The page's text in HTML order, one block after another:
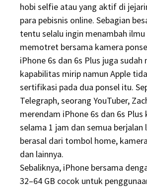
hobi selfie atau yang aktif di
para pebisnis online. Sebagian
tentu selalu ingin menambah ilmu
memotret bersama kamera
iPhone 6s dan 6s Plus juga sudah
kapabilitas mirip namun Apple
sertifikasi pada dua ponsel itu.
Telegraph, seorang YouTuber,
merendam iPhone 6s dan 6s Plus
selama 1 jam dan semua berjalan
berasal dari tombol home,
dan lainnya.
Sebaliknya, iPhone bersama
32–64 GB cocok untuk